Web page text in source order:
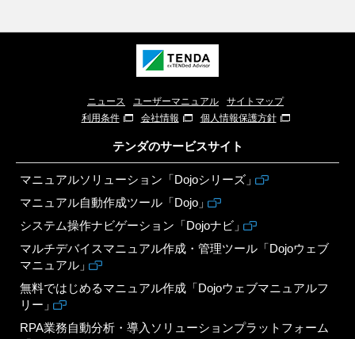
ニュース ユーザーマニュアル
サイトマップ
利用条件
会社情報 個人情報保護方針
テンダのサービスサイト
マニュアルソリューション「Dojoシリーズ」
マニュアル自動作成ツール「Dojo」
システム操作ナビゲーション「Dojoナビ」
マルチデバイスマニュアル作成・管理ツール「Dojoウェブ
マニュアル」
無料ではじめるマニュアル作成「Dojoウェブマニュアルフ
リー」
RPA業務自動分析・導入ソリューションプラットフォーム